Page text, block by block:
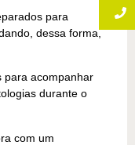
para
dessa forma,
para acompanhar
durante o
com um